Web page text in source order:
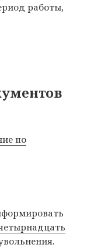
работы,
по